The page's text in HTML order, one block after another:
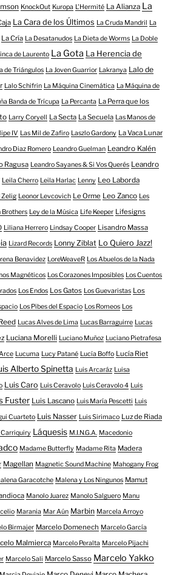
KnockOut Kuropa L'Hermité La Alianza La
La Cara de los Últimos La Cruda Mandril
La
La Cría La Desatanudos La Dieta de Worms La Doble
de Laurento La Gota La Herencia de
de Triángulos La Joven Guarrior Lakranya Lalo de
Lalo Schifrin La Máquina Cinemática La Máquina de
Banda de Trícupa La Percanta La Perra que los
Larry Coryell La Secta La Secuela Las Manos de
IV Las Mil de Zafiro Laszlo Gardony La Vaca Lunar
Diaz Romero Leandro Guelman Leandro Kalén
Ragusa Leandro Sayanes & Si Vos Querés Leandro
Leila Cherro Leila Harlac Lenny Leo Laborda
Zelig Leonor Levcovich Le Orme Leo Zanco Les
Brothers Ley de la Música Life Keeper Lifesigns
Liliana Herrero Lindsay Cooper Lisandro Massa
Lizard Records Lonny Ziblat Lo Quiero Jazz!
Benavidez LoreWeaveR Los Abuelos de la Nada
Magnéticos Los Corazones Imposibles Los Cuentos
Los Endos Los Gatos Los Guevaristas Los
Los Pibes del Espacio Los Romeos Los
Lucas Alves de Lima Lucas Barraguirre Lucas
Luciana Morelli Luciano Muñoz Luciano Pietrafesa
Lucuma Lucy Patané Lucía Boffo Lucía Riet
Alberto Spinetta Luis Arcaráz Luisa
Luis Caro Luis Ceravolo Luis Ceravolo 4 Luis
Fuster Luis Lascano Luis María Pescetti Luis
Cuarteto Luis Nasser Luis Sirimaco Luz de Riada
Carriquiry Láquesis M.I.N.G.A. Macedonio
Madame Butterfly Madame Rita Madera
Magellan Magnetic Sound Machine Mahogany Frog
Garacotche Malena y Los Ningunos Mamut
Manolo Juarez Manolo Salguero Manu
Marania Mar Aún Marbin Marcela Arroyo
Birmajer Marcelo Domenech Marcelo García
Malmierca Marcelo Peralta Marcelo Pijachi
Marcelo Sali Marcelo Sasso Marcelo Yakko